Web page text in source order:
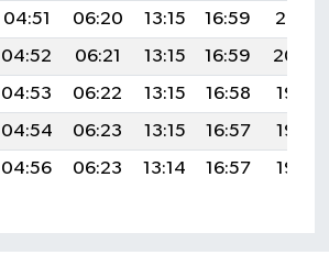
04:51 06:20 13:15 16:59
20:01
04:52 06:21 13:15 16:59
20:00
04:53 06:22 13:15 16:58
19:58
04:54 06:23 13:15 16:57
19:57
04:56 06:23 13:14 16:57 19:55